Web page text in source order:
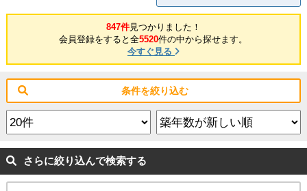
847件見つかりました！
会員登録をすると全5520件の中から探せます。
今すぐ見る
条件を絞り込む
さらに絞り込んで検索する